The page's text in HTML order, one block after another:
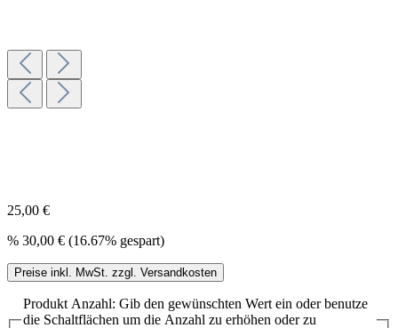
25,00 €
% 30,00 € (16.67% gespart)
Preise inkl. MwSt. zzgl. Versandkosten
Produkt Anzahl: Gib den gewünschten Wert ein oder benutze
die Schaltflächen um die Anzahl zu erhöhen oder zu